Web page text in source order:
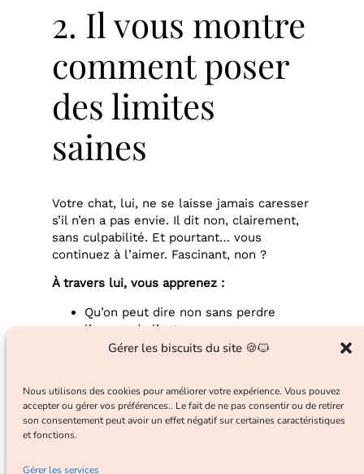
Gérer les biscuits du site 🍪🐱
Nous utilisons des cookies pour améliorer votre expérience. Vous pouvez
accepter ou gérer vos préférences.. Le fait de ne pas consentir ou de retirer
son consentement peut avoir un effet négatif sur certaines caractéristiques
et fonctions.
Gérer les services
2. Il vous montre
comment poser
des limites
saines
Votre chat, lui, ne se laisse jamais caresser
s’il n’en a pas envie. Il dit non, clairement,
sans culpabilité. Et pourtant… vous
continuez à l’aimer. Fascinant, non ?
À travers lui, vous apprenez :
Qu’on peut dire non sans perdre
l’amour de l’autre
Que le respect passe aussi par la
sécurité, pas de rejet
Et si poser vos propres limites devenait